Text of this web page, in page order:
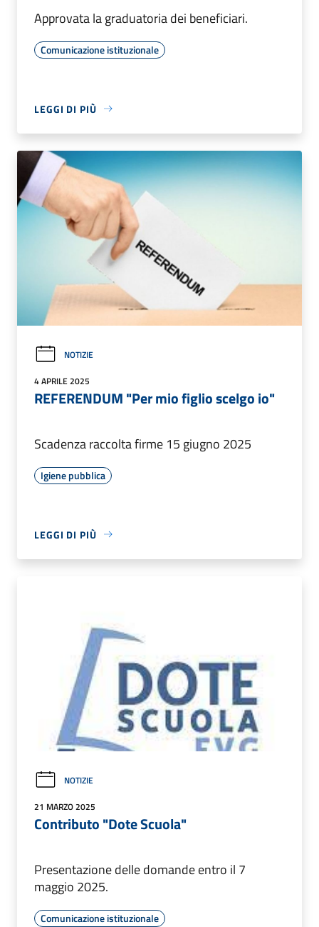
Approvata la graduatoria dei beneficiari.
Comunicazione istituzionale
LEGGI DI PIÙ
NOTIZIE
4 APRILE 2025
REFERENDUM "Per mio figlio scelgo io"
Scadenza raccolta firme 15 giugno 2025
Igiene pubblica
LEGGI DI PIÙ
NOTIZIE
21 MARZO 2025
Contributo "Dote Scuola"
Presentazione delle domande entro il 7
maggio 2025.
Comunicazione istituzionale